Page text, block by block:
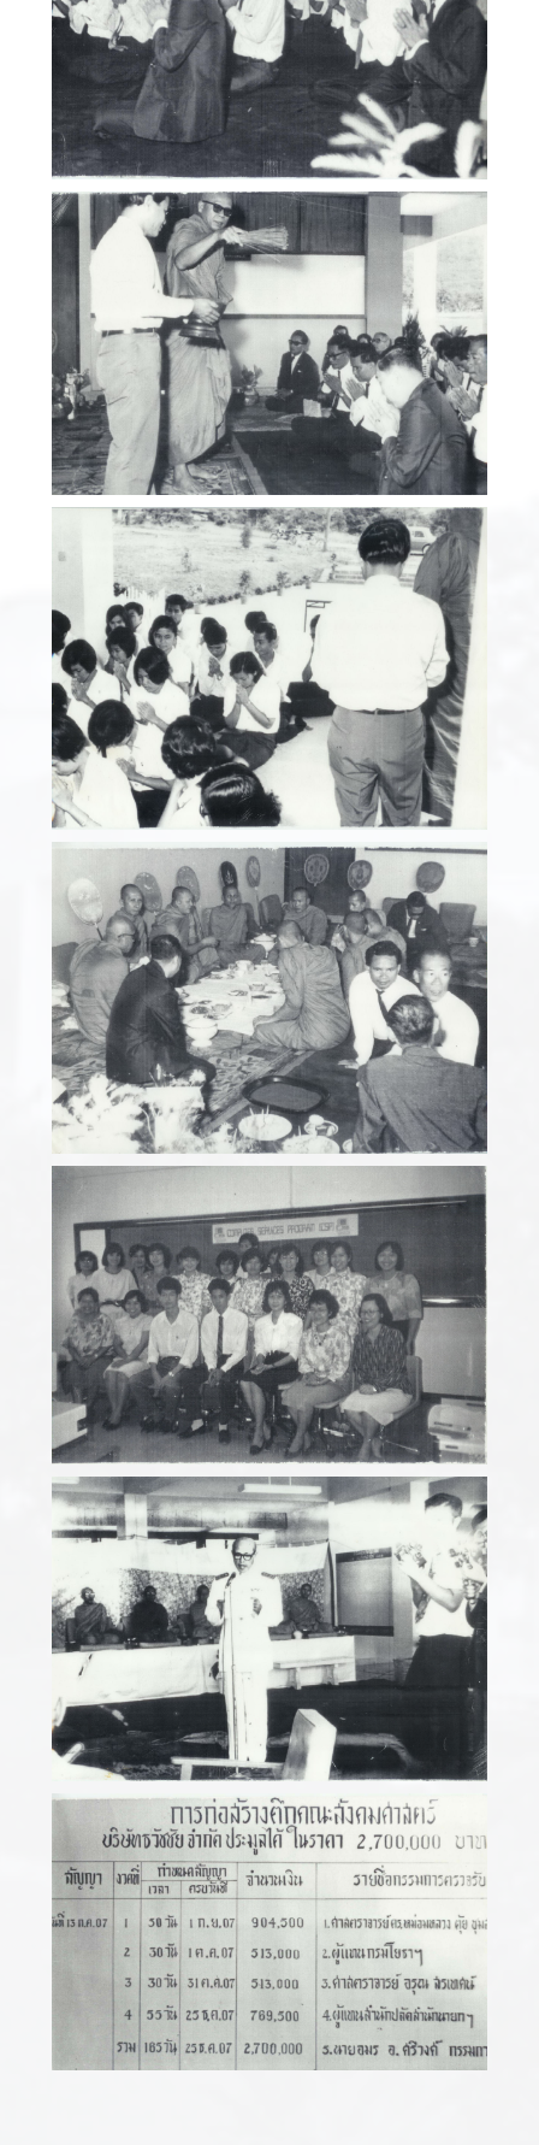
ภาพเก่า (Gallery)
คณะสังคมศาสตร์ มหาวิทยาลัยเชียงใหม่
ภาพเก่า (Gallery)
คณะสังคมศาสตร์ มหาวิทยาลัยเชียงใหม่
ภาพเก่า (Gallery)
คณะสังคมศาสตร์ มหาวิทยาลัยเชียงใหม่
ภาพเก่า (Gallery)
คณะสังคมศาสตร์ มหาวิทยาลัยเชียงใหม่
ภาพเก่า (Gallery)
คณะสังคมศาสตร์ มหาวิทยาลัยเชียงใหม่
ภาพเก่า (Gallery)
คณะสังคมศาสตร์ มหาวิทยาลัยเชียงใหม่